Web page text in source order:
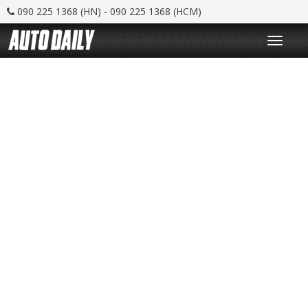
090 225 1368 (HN) - 090 225 1368 (HCM)
T
o
g